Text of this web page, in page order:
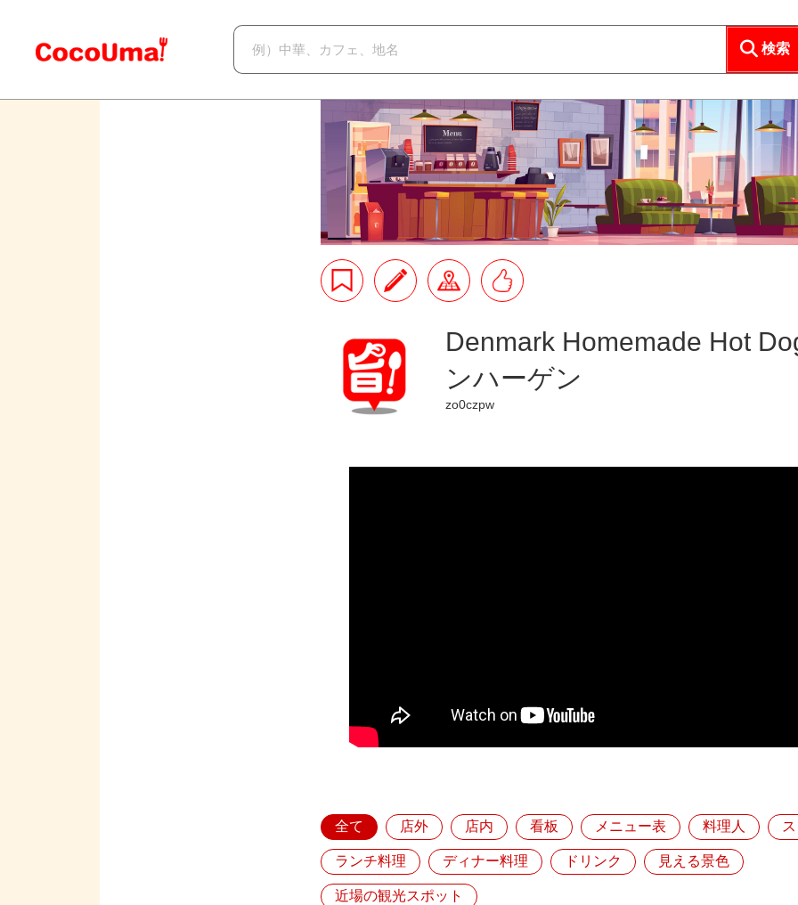
検索
Denmark Homemade Hot
ンハーゲン
zo0czpw
全て 店外 店内 看板 メニュー表 料理人
ランチ料理 ディナー料理 ドリンク 見える景色
近場の観光スポット